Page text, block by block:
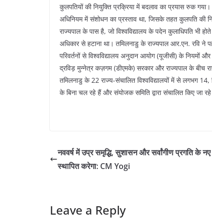
कुलपतियों की नियुक्ति प्रक्रिया में बदलाव का प्रयास रुक गया।
अधिनियम में संशोधन का प्रस्ताव था, जिसके तहत कुलपति की
राज्यपाल के पास है, जो विश्वविद्यालय के पदेन कुलाधिपति भी
अधिकार से हटाना था। तमिलनाडु के राज्यपाल आर.एन. रवि ने
परिवर्तनों से विश्वविद्यालय अनुदान आयोग (यूजीसी) के नियमों
द्रविड़ मुन्नेत्र कज़गम (डीएमके) सरकार और राज्यपाल के बीच
तमिलनाडु के 22 राज्य-संचालित विश्वविद्यालयों में से लगभग 14,
के बिना चल रहे हैं और संयोजक समिति द्वारा संचालित किए जा
नववर्ष में उप्र समृद्धि, सुशासन और सर्वांगीण प्रगति के नए
स्थापित करेगा: CM Yogi
Leave a Reply